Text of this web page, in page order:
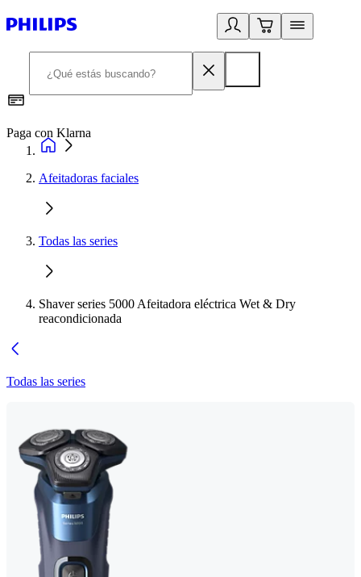
Paga con Klarna
Afeitadoras faciales
Todas las series
Shaver series 5000 Afeitadora eléctrica Wet & Dry
reacondicionada
Todas las series